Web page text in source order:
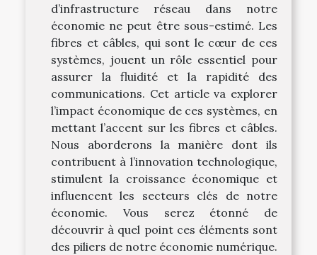
d’infrastructure réseau dans notre
économie ne peut être sous-estimé. Les
fibres et câbles, qui sont le cœur de ces
systèmes, jouent un rôle essentiel pour
assurer la fluidité et la rapidité des
communications. Cet article va explorer
l’impact économique de ces systèmes, en
mettant l’accent sur les fibres et câbles.
Nous aborderons la manière dont ils
contribuent à l’innovation technologique,
stimulent la croissance économique et
influencent les secteurs clés de notre
économie. Vous serez étonné de
découvrir à quel point ces éléments sont
des piliers de notre économie numérique.